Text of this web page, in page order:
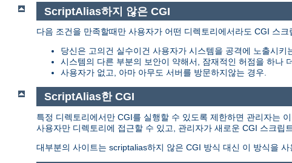
ScriptAlias하지 않은 CGI
다음 조건을 만족할때만 사용자가 어떤 디렉토리에서라도 CGI 스
당신은 고의건 실수이건 사용자가 시스템을 공격에 노출시
시스템의 다른 부분의 보안이 약해서, 잠재적인 허점을 하나
사용자가 없고, 아마 아무도 서버를 방문하지않는 경우.
ScriptAlias한 CGI
특정 디렉토리에서만 CGI를 실행할 수 있도록 제한하면 관리자는
사용자만 디렉토리에 접근할 수 있고, 관리자가 새로운 CGI 스크립
대부분의 사이트는 scriptalias하지 않은 CGI 방식 대신 이 방식을 사